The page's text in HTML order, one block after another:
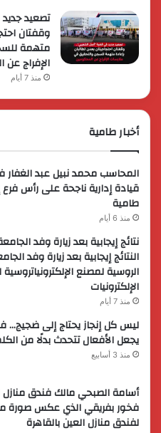
تصعيد
وقفتان
متهمة
الإفراج
منذ 7 أيام
أخبار طامية
المحاسب محمد نبيل عبد الغفار
قيادة إدارية ناجحة على رأس فرع
طامية
منذ 6 أيام
نتائج إيجابية بعد زيارة وفد
النتائج إيجابية بعد زيارة وفد
الروسية لمصنع
الإلكترونيات
منذ 7 أيام
ليس كل إنجاز يحتاج إلى ضجيج…
يجعل الأفعال تتحدث بدلًا من
منذ 3 أسابيع
أسامة الصبحي مالك فندق منازل
فخور بفريقي الذي عكس صورة
لفندق منازل العين بالقاهرة